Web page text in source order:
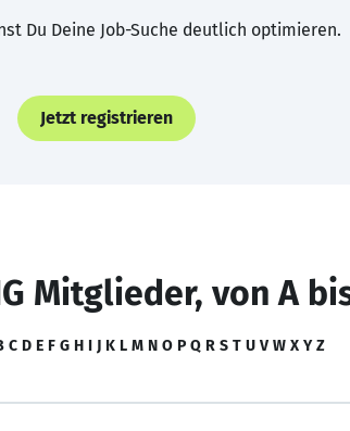
Du Deine Job-Suche deutlich optimieren.
Jetzt registrieren
Mitglieder, von A
C D E F G H I J K L M N O P Q R S T U V W X Y Z